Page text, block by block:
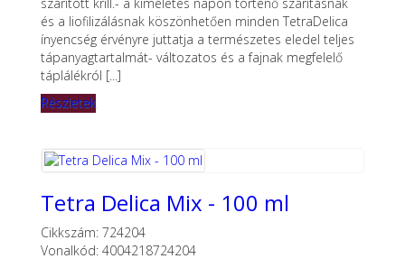
és a liofilizálásnak köszönhetően minden TetraDelica
ínyencség érvényre juttatja a természetes eledel teljes
tápanyagtartalmát- változatos és a fajnak megfelelő
táplálékról [...]
Részletek
Tetra Delica Mix - 100 ml
Cikkszám: 724204
Vonalkód: 4004218724204